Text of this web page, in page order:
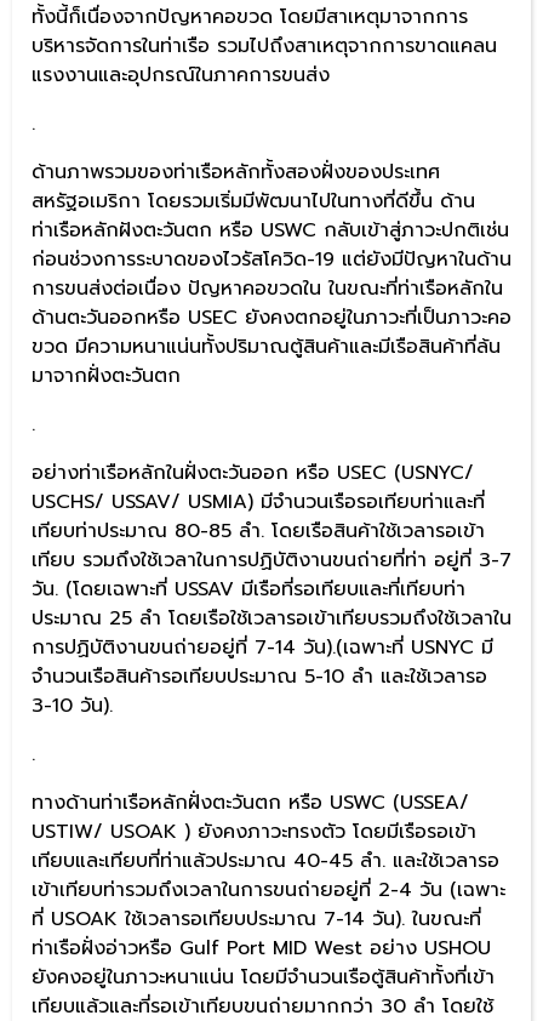
ทั้งนี้ก็เนื่องจากปัญหาคอขวด โดยมีสาเหตุมาจากการ
บริหารจัดการในท่าเรือ รวมไปถึงสาเหตุจากการขาดแคลน
แรงงานและอุปกรณ์ในภาคการขนส่ง
.
ด้านภาพรวมของท่าเรือหลักทั้งสองฝั่งของประเทศ
สหรัฐอเมริกา โดยรวมเริ่มมีพัฒนาไปในทางที่ดีขึ้น ด้าน
ท่าเรือหลักฝังตะวันตก หรือ USWC กลับเข้าสู่ภาวะปกติเช่น
ก่อนช่วงการระบาดของไวรัสโควิด-19 แต่ยังมีปัญหาในด้าน
การขนส่งต่อเนื่อง ปัญหาคอขวดใน ในขณะที่ท่าเรือหลักใน
ด้านตะวันออกหรือ USEC ยังคงตกอยู่ในภาวะที่เป็นภาวะคอ
ขวด มีความหนาแน่นทั้งปริมาณตู้สินค้าและมีเรือสินค้าที่ล้น
มาจากฝั่งตะวันตก
.
อย่างท่าเรือหลักในฝั่งตะวันออก หรือ USEC (USNYC/
USCHS/ USSAV/ USMIA) มีจำนวนเรือรอเทียบท่าและที่
เทียบท่าประมาณ 80-85 ลำ. โดยเรือสินค้าใช้เวลารอเข้า
เทียบ รวมถึงใช้เวลาในการปฏิบัติงานขนถ่ายที่ท่า อยู่ที่ 3-7
วัน. (โดยเฉพาะที่ USSAV มีเรือที่รอเทียบและที่เทียบท่า
ประมาณ 25 ลำ โดยเรือใช้เวลารอเข้าเทียบรวมถึงใช้เวลาใน
การปฏิบัติงานขนถ่ายอยู่ที่ 7-14 วัน).(เฉพาะที่ USNYC มี
จำนวนเรือสินค้ารอเทียบประมาณ 5-10 ลำ และใช้เวลารอ
3-10 วัน).
.
ทางด้านท่าเรือหลักฝั่งตะวันตก หรือ USWC (USSEA/
USTIW/ USOAK ) ยังคงภาวะทรงตัว โดยมีเรือรอเข้า
เทียบและเทียบที่ท่าแล้วประมาณ 40-45 ลำ. และใช้เวลารอ
เข้าเทียบท่ารวมถึงเวลาในการขนถ่ายอยู่ที่ 2-4 วัน (เฉพาะ
ที่ USOAK ใช้เวลารอเทียบประมาณ 7-14 วัน). ในขณะที่
ท่าเรือฝั่งอ่าวหรือ Gulf Port MID West อย่าง USHOU
ยังคงอยู่ในภาวะหนาแน่น โดยมีจำนวนเรือตู้สินค้าทั้งที่เข้า
เทียบแล้วและที่รอเข้าเทียบขนถ่ายมากกว่า 30 ลำ โดยใช้